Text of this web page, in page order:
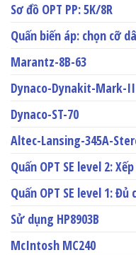
Sơ đồ OPT PP: 5K/8R
Quấn biến áp: chọn cỡ
Marantz-8B-63
Dynaco-Dynakit-Mark-
Dynaco-ST-70
Altec-Lansing-345A-
Quấn OPT SE level 2:
Quấn OPT SE level 1:
Sử dụng HP8903B
McIntosh MC240